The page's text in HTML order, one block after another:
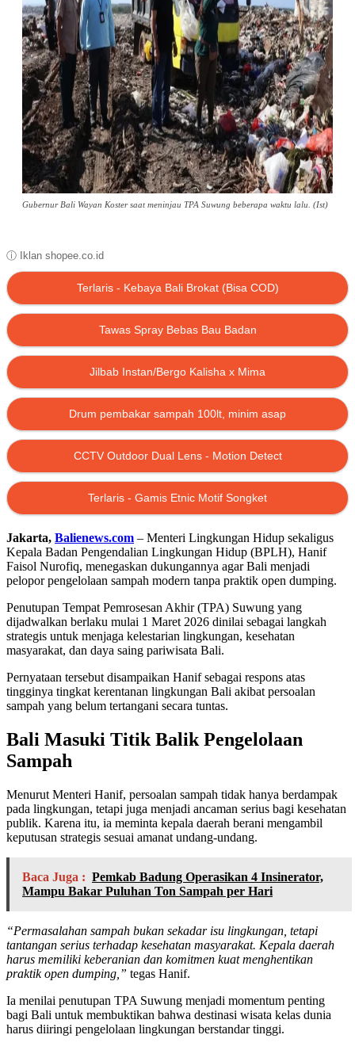
Gubernur Bali Wayan Koster saat meninjau TPA Suwung beberapa waktu lalu. (Ist)
ⓘ Iklan shopee.co.id
Terlaris - Kebaya Bali Brokat (Bisa COD)
Tawas Spray Bebas Bau Badan
Jilbab Instan/Bergo Kalisha x Mima
Drum pembakar sampah 100lt, minim asap
CCTV Outdoor Dual Lens - Motion Detect
Terlaris - Gamis Etnic Motif Songket
Jakarta, Balienews.com – Menteri Lingkungan Hidup sekaligus
Kepala Badan Pengendalian Lingkungan Hidup (BPLH), Hanif
Faisol Nurofiq, menegaskan dukungannya agar Bali menjadi
pelopor pengelolaan sampah modern tanpa praktik open dumping.
Penutupan Tempat Pemrosesan Akhir (TPA) Suwung yang
dijadwalkan berlaku mulai 1 Maret 2026 dinilai sebagai langkah
strategis untuk menjaga kelestarian lingkungan, kesehatan
masyarakat, dan daya saing pariwisata Bali.
Pernyataan tersebut disampaikan Hanif sebagai respons atas
tingginya tingkat kerentanan lingkungan Bali akibat persoalan
sampah yang belum tertangani secara tuntas.
Bali Masuki Titik Balik Pengelolaan
Sampah
Menurut Menteri Hanif, persoalan sampah tidak hanya berdampak
pada lingkungan, tetapi juga menjadi ancaman serius bagi kesehatan
publik. Karena itu, ia meminta kepala daerah berani mengambil
keputusan strategis sesuai amanat undang-undang.
Baca Juga : Pemkab Badung Operasikan 4 Insinerator,
Mampu Bakar Puluhan Ton Sampah per Hari
“Permasalahan sampah bukan sekadar isu lingkungan, tetapi
tantangan serius terhadap kesehatan masyarakat. Kepala daerah
harus memiliki keberanian dan komitmen kuat menghentikan
praktik open dumping,” tegas Hanif.
Ia menilai penutupan TPA Suwung menjadi momentum penting
bagi Bali untuk membuktikan bahwa destinasi wisata kelas dunia
harus diiringi pengelolaan lingkungan berstandar tinggi.